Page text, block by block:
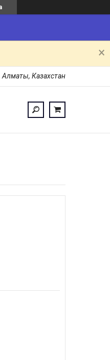
Алматы, Казахстан